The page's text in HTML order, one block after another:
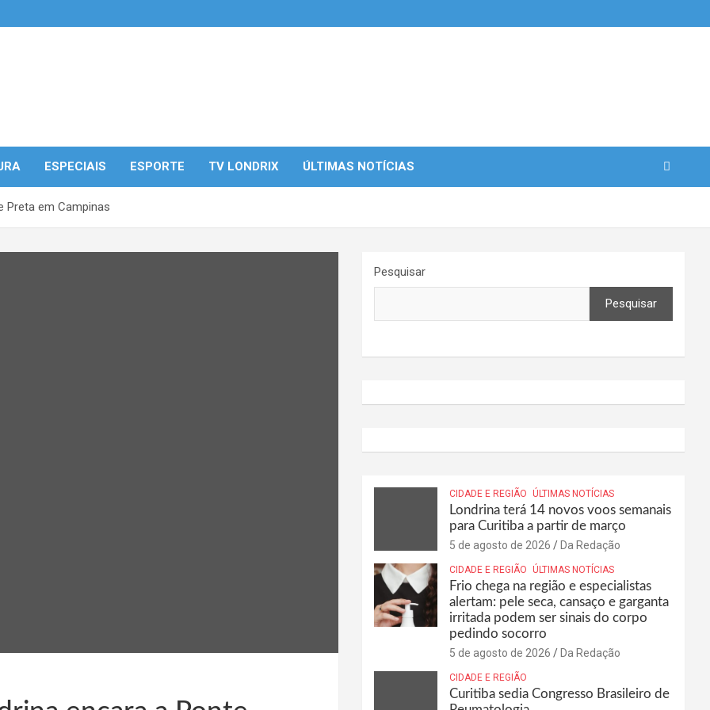
ESPECIAIS ESPORTE TV LONDRIX ÚLTIMAS NOTÍCIAS
Preta em Campinas
Pesquisar
Pesquisar
CIDADE E REGIÃO ÚLTIMAS NOTÍCIAS
Londrina terá 14 novos voos semanais
para Curitiba a partir de março
5 de agosto de 2026 Da Redação
CIDADE E REGIÃO ÚLTIMAS NOTÍCIAS
Frio chega na região e especialistas
alertam: pele seca, cansaço e garganta
irritada podem ser sinais do corpo
pedindo socorro
5 de agosto de 2026 Da Redação
CIDADE E REGIÃO
Curitiba sedia Congresso Brasileiro de